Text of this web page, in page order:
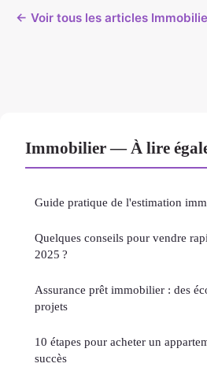
← Voir tous les articles
Immobilier — À lire
Guide pratique de l'estimation
Quelques conseils pour vendre
2025 ?
Assurance prêt immobilier : des
projets
10 étapes pour acheter un
succès